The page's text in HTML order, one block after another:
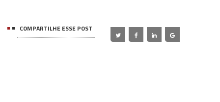
COMPARTILHE ESSE POST